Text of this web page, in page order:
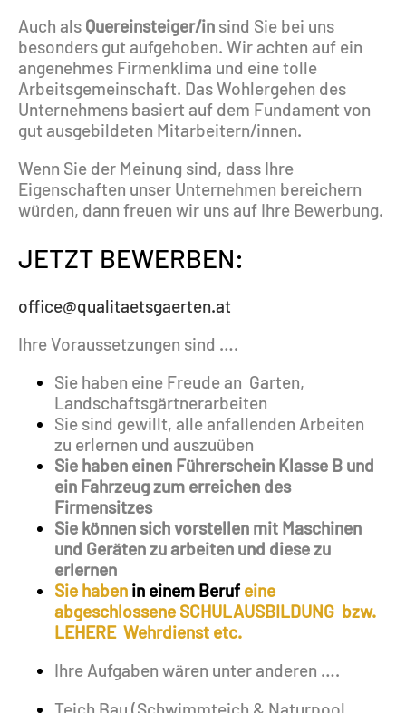
Auch als Quereinsteiger/in sind Sie bei uns
besonders gut aufgehoben. Wir achten auf ein
angenehmes Firmenklima und eine tolle
Arbeitsgemeinschaft. Das Wohlergehen des
Unternehmens basiert auf dem Fundament von
gut ausgebildeten Mitarbeitern/innen.
​Wenn Sie der Meinung sind, dass Ihre
Eigenschaften unser Unternehmen bereichern
würden, dann freuen wir uns auf Ihre Bewerbung.
JETZT BEWERBEN:
office@qualitaetsgaerten.at
Ihre Voraussetzungen sind ….
Sie haben eine Freude an Garten,
Landschaftsgärtnerarbeiten
Sie sind gewillt, alle anfallenden Arbeiten
zu erlernen und auszuüben
Sie haben einen Führerschein Klasse B und
ein Fahrzeug zum erreichen des
Firmensitzes
Sie können sich vorstellen mit Maschinen
und Geräten zu arbeiten und diese zu
erlernen
Sie haben in einem Beruf eine
abgeschlossene SCHULAUSBILDUNG bzw.
LEHERE Wehrdienst etc.
Ihre Aufgaben wären unter anderen ….
Teich Bau (Schwimmteich & Naturpool,